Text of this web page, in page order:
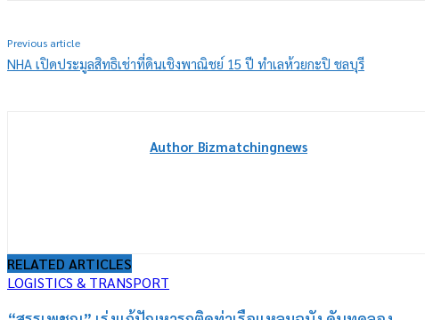
Previous article
NHA เปิดประมูลสิทธิเช่าที่ดินเชิงพาณิชย์ 15 ปี ทำเลห้วยกะปิ ชลบุรี
Author Bizmatchingnews
RELATED ARTICLES
LOGISTICS & TRANSPORT